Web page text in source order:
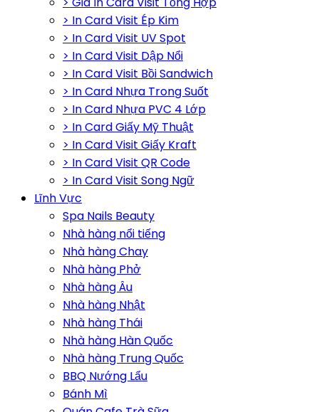
> In Card Visit Ép Kim
> In Card Visit UV Spot
> In Card Visit Dập Nổi
> In Card Visit Bồi Sandwich
> In Card Nhựa Trong Suốt
> In Card Nhựa PVC 4 Lớp
> In Card Giấy Mỹ Thuật
> In Card Visit Giấy Kraft
> In Card Visit QR Code
> In Card Visit Song Ngữ
Lĩnh Vực
Spa Nails Beauty
Nhà hàng nổi tiếng
Nhà hàng Chay
Nhà hàng Phở
Nhà hàng Âu
Nhà hàng Nhật
Nhà hàng Thái
Nhà hàng Hàn Quốc
Nhà hàng Trung Quốc
BBQ Nướng Lẩu
Bánh Mì